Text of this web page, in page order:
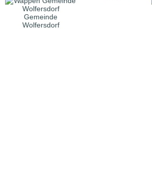
Gemeinde
Wolfersdorf